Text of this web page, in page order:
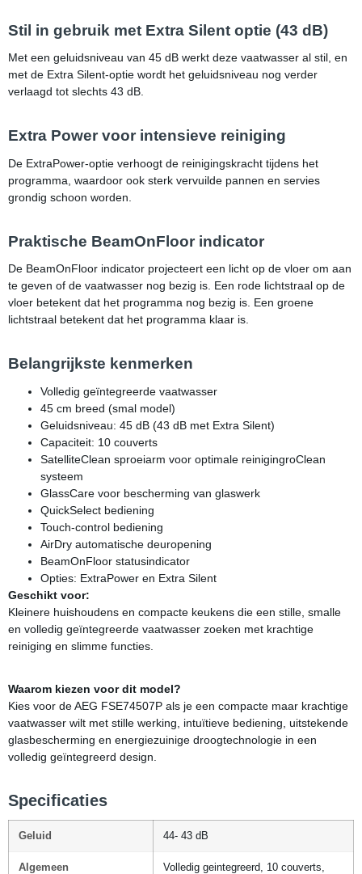
Stil in gebruik met Extra Silent optie (43 dB)
Met een geluidsniveau van 45 dB werkt deze vaatwasser al stil, en
met de Extra Silent-optie wordt het geluidsniveau nog verder
verlaagd tot slechts 43 dB.
Extra Power voor intensieve reiniging
De ExtraPower-optie verhoogt de reinigingskracht tijdens het
programma, waardoor ook sterk vervuilde pannen en servies
grondig schoon worden.
Praktische BeamOnFloor indicator
De BeamOnFloor indicator projecteert een licht op de vloer om aan
te geven of de vaatwasser nog bezig is. Een rode lichtstraal op de
vloer betekent dat het programma nog bezig is. Een groene
lichtstraal betekent dat het programma klaar is.
Belangrijkste kenmerken
Volledig geïntegreerde vaatwasser
45 cm breed (smal model)
Geluidsniveau: 45 dB (43 dB met Extra Silent)
Capaciteit: 10 couverts
SatelliteClean sproeiarm voor optimale reinigingroClean
systeem
GlassCare voor bescherming van glaswerk
QuickSelect bediening
Touch-control bediening
AirDry automatische deuropening
BeamOnFloor statusindicator
Opties: ExtraPower en Extra Silent
Geschikt voor:
Kleinere huishoudens en compacte keukens die een stille, smalle
en volledig geïntegreerde vaatwasser zoeken met krachtige
reiniging en slimme functies.
Waarom kiezen voor dit model?
Kies voor de AEG FSE74507P als je een compacte maar krachtige
vaatwasser wilt met stille werking, intuïtieve bediening, uitstekende
glasbescherming en energiezuinige droogtechnologie in een
volledig geïntegreerd design.
Specificaties
Geluid 44- 43 dB
Algemeen
Volledig geintegreerd, 10 couverts,